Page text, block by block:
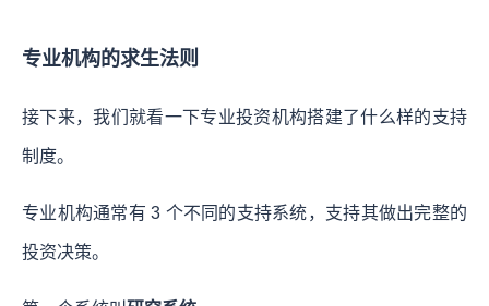
专业机构的求生法则
接下来，我们就看一下专业投资机构搭建了什么样的支持
制度。
专业机构通常有 3 个不同的支持系统，支持其做出完整的
投资决策。